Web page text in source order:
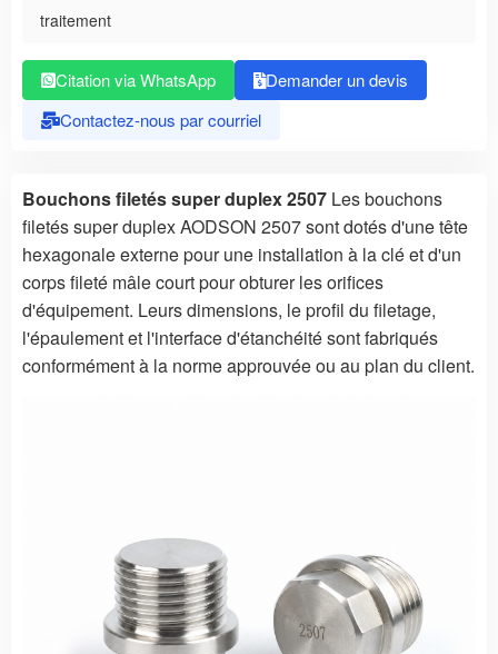
traitement
Citation via WhatsApp
Demander un devis
Contactez-nous par courriel
Bouchons filetés super duplex 2507 Les bouchons
filetés super duplex AODSON 2507 sont dotés d'une tête
hexagonale externe pour une installation à la clé et d'un
corps fileté mâle court pour obturer les orifices
d'équipement. Leurs dimensions, le profil du filetage,
l'épaulement et l'interface d'étanchéité sont fabriqués
conformément à la norme approuvée ou au plan du client.